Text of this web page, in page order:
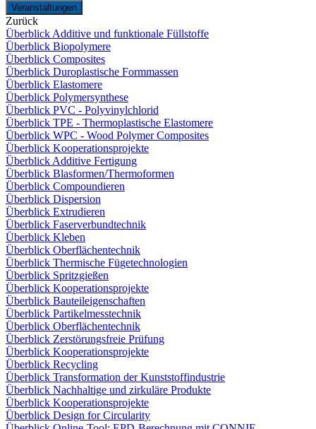
Veranstaltungen
Zurück
Überblick Additive und funktionale Füllstoffe
Überblick Biopolymere
Überblick Composites
Überblick Duroplastische Formmassen
Überblick Elastomere
Überblick Polymersynthese
Überblick PVC - Polyvinylchlorid
Überblick TPE - Thermoplastische Elastomere
Überblick WPC - Wood Polymer Composites
Überblick Kooperationsprojekte
Überblick Additive Fertigung
Überblick Blasformen/Thermoformen
Überblick Compoundieren
Überblick Dispersion
Überblick Extrudieren
Überblick Faserverbundtechnik
Überblick Kleben
Überblick Oberflächentechnik
Überblick Thermische Fügetechnologien
Überblick Spritzgießen
Überblick Kooperationsprojekte
Überblick Bauteileigenschaften
Überblick Partikelmesstechnik
Überblick Oberflächentechnik
Überblick Zerstörungsfreie Prüfung
Überblick Kooperationsprojekte
Überblick Recycling
Überblick Transformation der Kunststoffindustrie
Überblick Nachhaltige und zirkuläre Produkte
Überblick Kooperationsprojekte
Überblick Design for Circularity